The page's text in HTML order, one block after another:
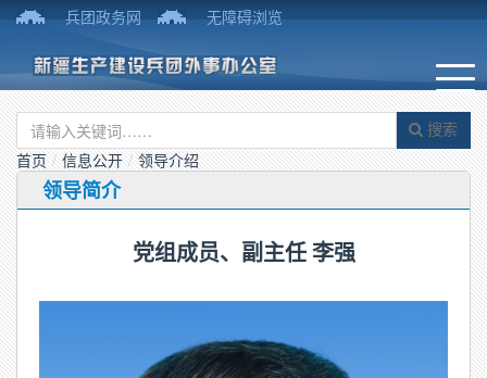
兵团政务网 无障碍浏览
搜索
首页 / 信息公开 / 领导介绍
领导简介
党组成员、副主任 李强